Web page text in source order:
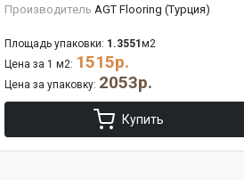
Производитель AGT Flooring (Турция)
Площадь упаковки: 1.3551 м2
Цена за 1 м2: 1515р.
Цена за упаковку: 2053р.
Купить